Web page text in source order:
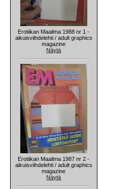
Erotiikan Maailma 1988 nr 1 -
aikuisviihdelehti / adult graphics
magazine
Näytä
Erotiikan Maailma 1987 nr 2 -
aikuisviihdelehti / adult graphics
magazine
Näytä